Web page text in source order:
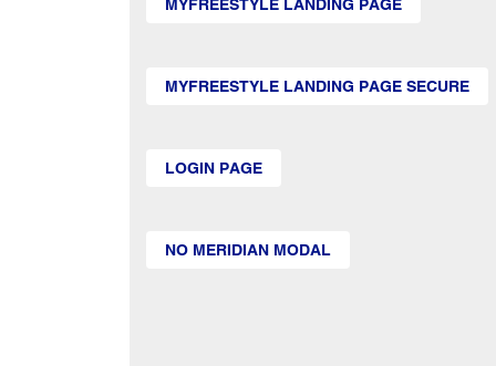
MYFREESTYLE LANDING PAGE
MYFREESTYLE LANDING PAGE SECURE
LOGIN PAGE
NO MERIDIAN MODAL